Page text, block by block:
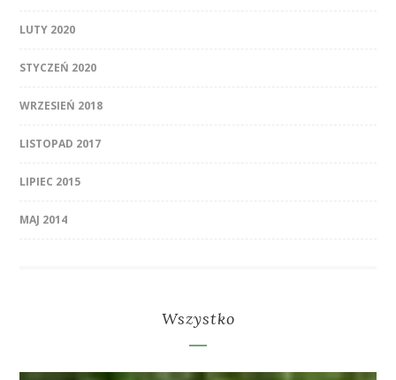
LUTY 2020
STYCZEŃ 2020
WRZESIEŃ 2018
LISTOPAD 2017
LIPIEC 2015
MAJ 2014
Wszystko